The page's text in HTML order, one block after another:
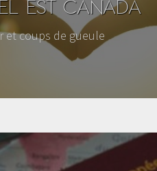
EST CANADA
et coups de gueule